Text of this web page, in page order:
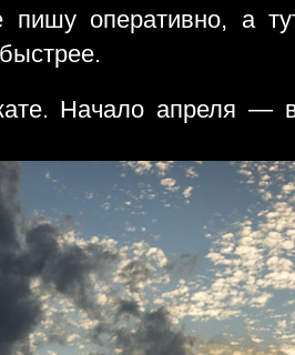
пишу оперативно, а
Начало апреля —